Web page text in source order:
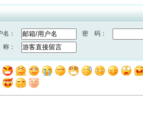
名：
密 码：
：